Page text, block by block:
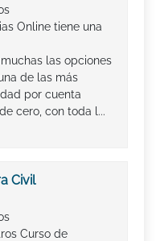
Online tiene una
las opciones
de las más
por cuenta
cero, con toda l...
Civil
Curso de